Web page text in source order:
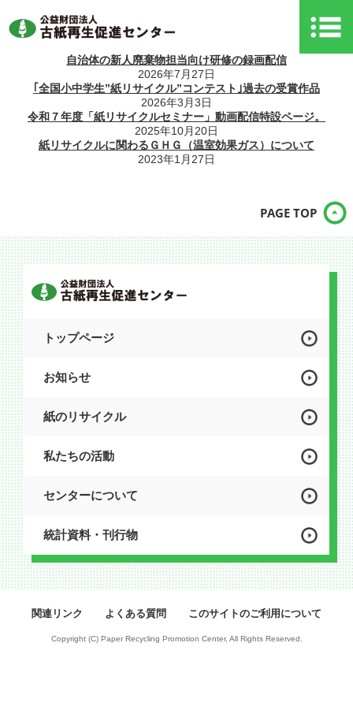
自治体の新人廃棄物担当向け研修の録画配信
2026年7月27日
｢全国小中学生”紙リサイクル”コンテスト｣過去の受賞作品
2026年3月3日
令和７年度「紙リサイクルセミナー」動画配信特設ページ。
2025年10月20日
紙リサイクルに関わるＧＨＧ（温室効果ガス）について
2023年1月27日
PAGE TOP
トップページ
お知らせ
紙のリサイクル
私たちの活動
センターについて
統計資料・刊行物
関連リンク よくある質問 このサイトのご利用について
Copyright (C) Paper Recycling Promotion Center, All Rights Reserved.